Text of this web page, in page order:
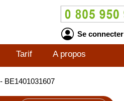
Se connecter
Tarif A propos
BE1401031607